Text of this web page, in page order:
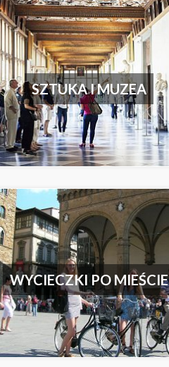
SZTUKA I MUZEA
WYCIECZKI PO MIEŚCIE